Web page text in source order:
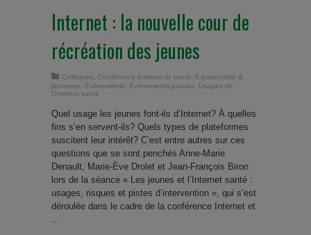
Internet : la nouvelle cour de
récréation des jeunes
Colloques Conférence Internet et santé
E-parentalité &
jeunesse
Événements Évènements passés
Usages de
l'Internet santé
Quel usage les jeunes font-ils d’Internet? À quelles
fins s’en servent-ils? Quels types de plateformes
suscitent leur intérêt? C’est entre autres sur ces
questions que se sont penchés Anne-Marie
Denault, Marie-Ève Drolet et Jean-François Biron
lors de la séance « Les jeunes et l’Internet santé :
usages, risques et pistes d’intervention », qui s’est
déroulée dans le cadre de la conférence Internet et